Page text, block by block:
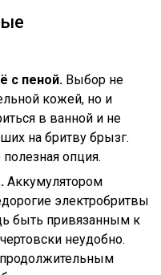
с пеной. Выбор не
кожей, но и
в ванной и не
на бритву брызг.
опция.
Аккумулятором
электробритвы
быть привязанным к
неудобно.